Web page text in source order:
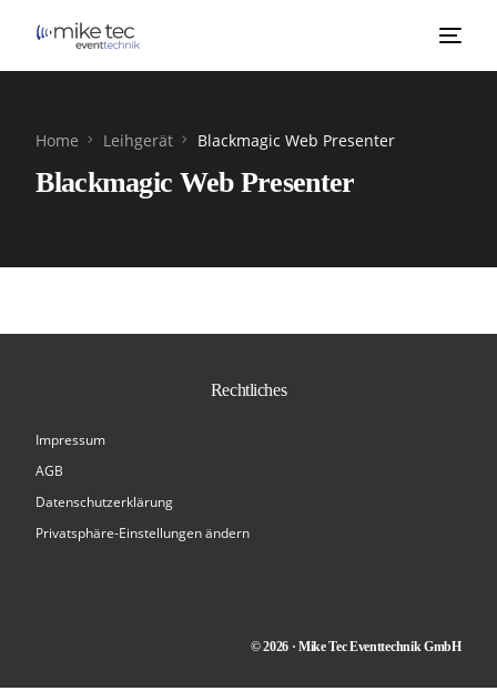
Home Leihgerät Blackmagic Web Presenter
Blackmagic Web Presenter
Rechtliches
Impressum
AGB
Datenschutzerklärung
Privatsphäre-Einstellungen ändern
© 2026 · Mike Tec Eventtechnik GmbH